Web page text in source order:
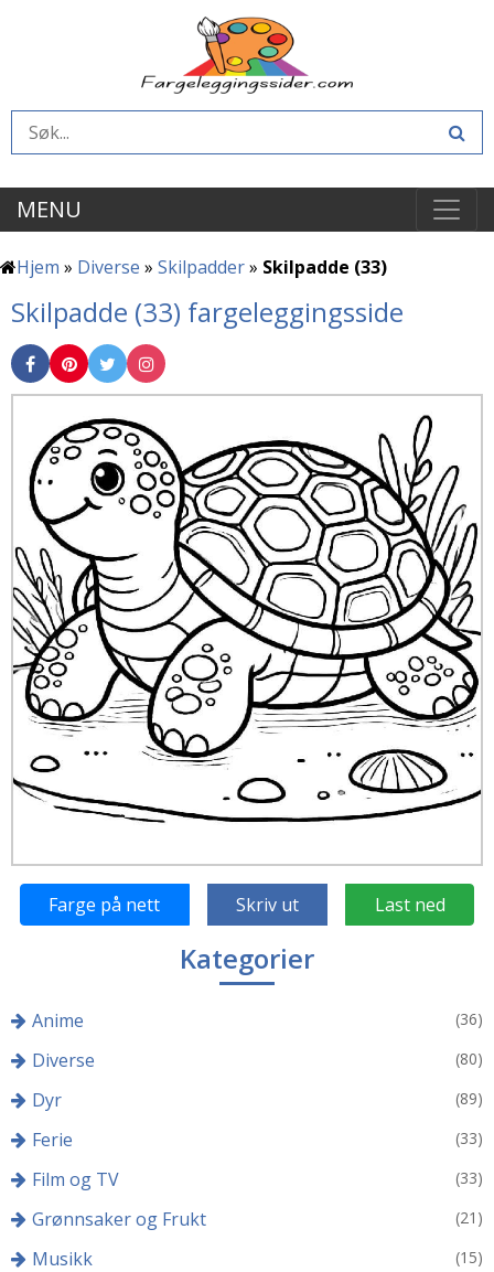
MENU
Hjem » Diverse » Skilpadder» Skilpadde (33)
Skilpadde (33) fargeleggingsside
Farge på nett Skriv ut Last ned
Kategorier
Anime (36)
Diverse (80)
Dyr (89)
Ferie (33)
Film og TV (33)
Grønnsaker og Frukt (21)
Musikk (15)